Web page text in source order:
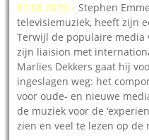
07.08.2010 –Stephen
televisiemuziek, heeft zijn
Terwijl de populaire media
zijn liaision met
Marlies Dekkers gaat hij
ingeslagen weg: het
voor oude- en nieuwe
de muziek voor de
zien en veel te lezen op